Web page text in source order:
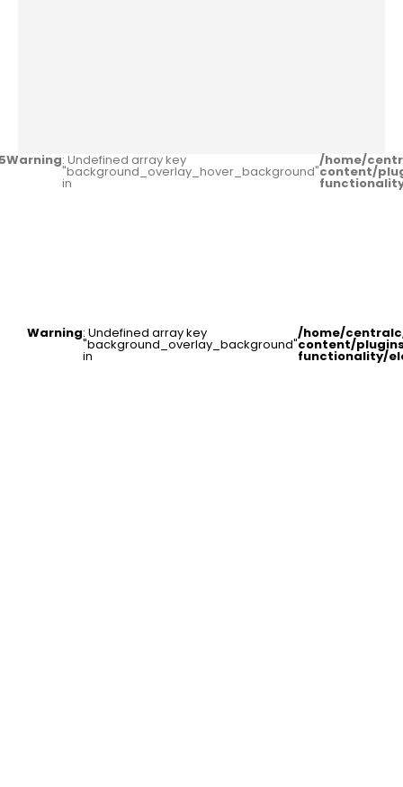
Warning: Undefined array key
"background_overlay_hover_background"
in
/home/
content/
Warning: Undefined array key
"background_overlay_background"
in
/home/
content/
functionality/